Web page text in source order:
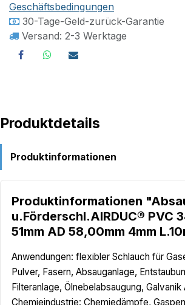
Geschäftsbedingungen
30-Tage-Geld-zurück-Garantie
Versand: 2-3 Werktage
Produktdetails
Produktinformationen
Produktinformationen
u.Förderschl.AIRDUC® PVC
51mm AD 58,00mm 4mm
Anwendungen: flexibler Schlauch für
Pulver, Fasern, Absauganlage,
Filteranlage, Ölnebelabsaugung, Galvanik
Chemieindustrie: Chemiedämpfe,